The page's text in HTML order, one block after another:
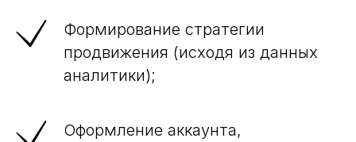
Формирование стратегии
продвижения (исходя из данных
аналитики);
Оформление аккаунта,